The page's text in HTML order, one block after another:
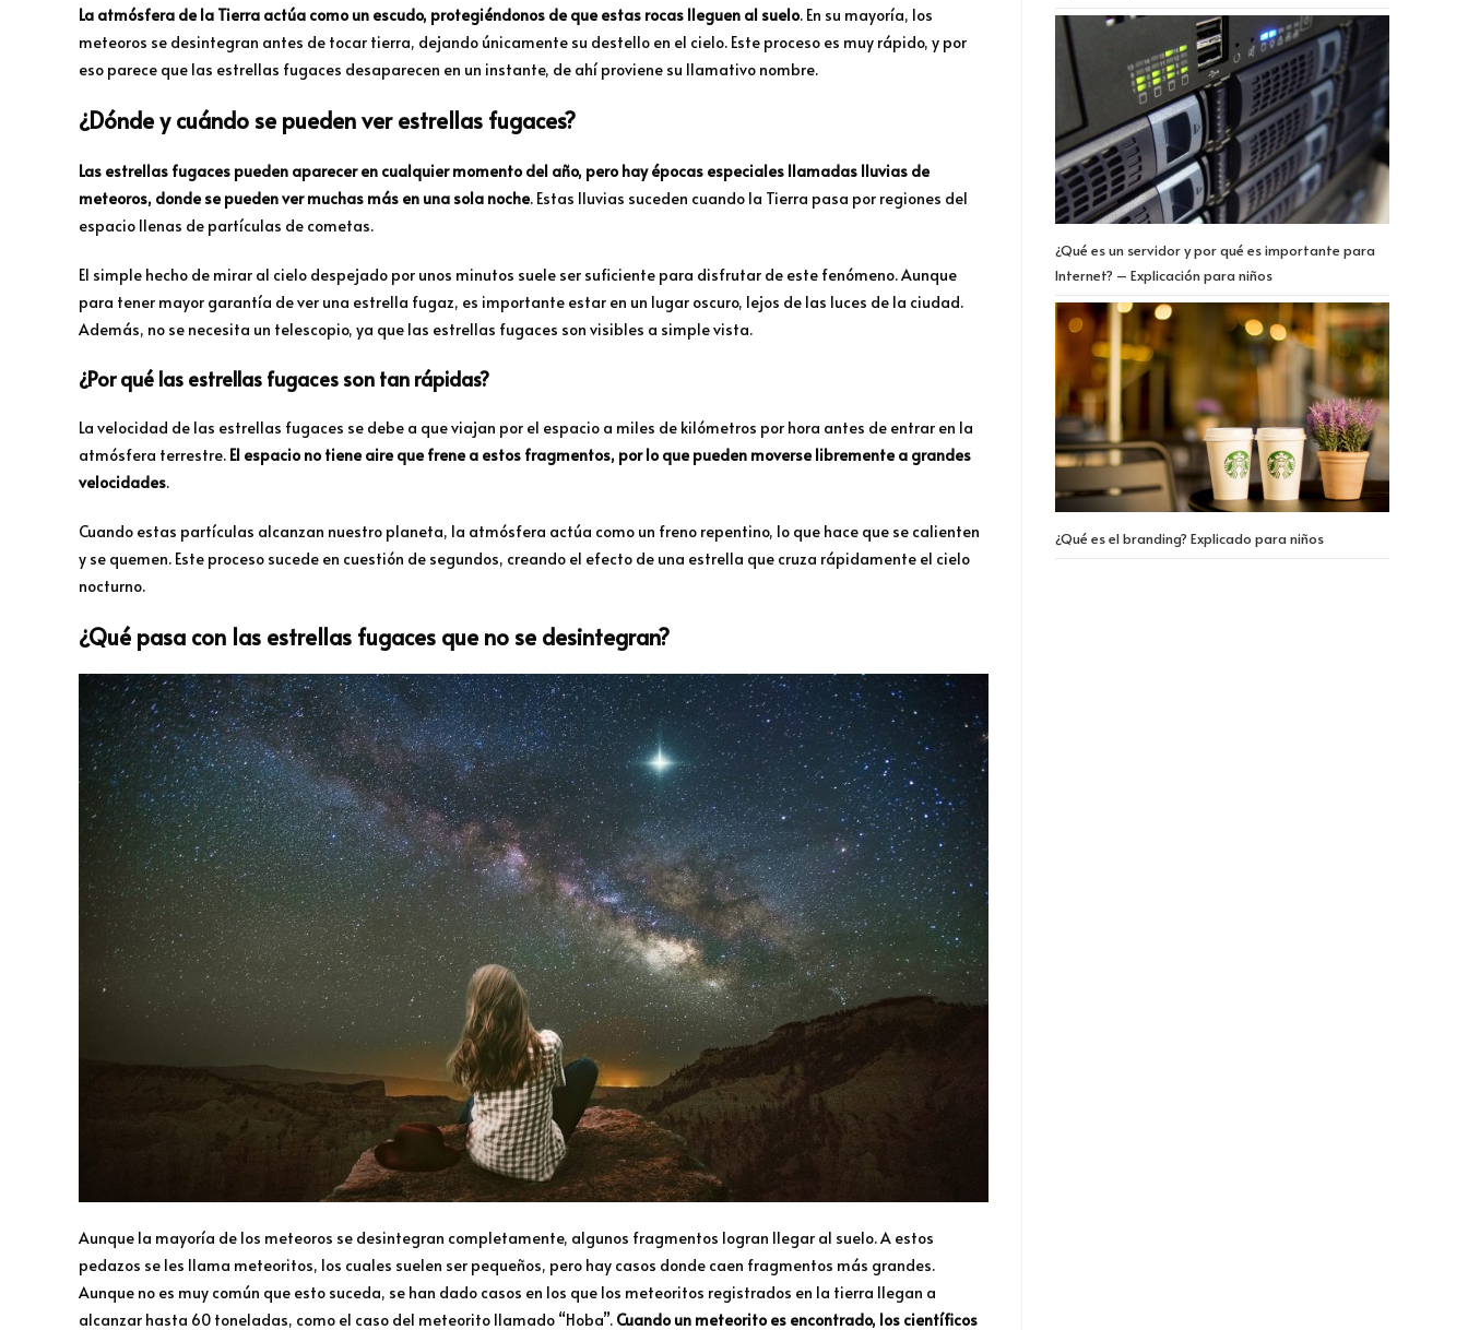
La atmósfera de la Tierra actúa como un escudo, protegiéndonos de que estas rocas lleguen al suelo. En su mayoría, los
meteoros se desintegran antes de tocar tierra, dejando únicamente su destello en el cielo. Este proceso es muy rápido, y por
eso parece que las estrellas fugaces desaparecen en un instante, de ahí proviene su llamativo nombre.
¿Dónde y cuándo se pueden ver estrellas fugaces?
Las estrellas fugaces pueden aparecer en cualquier momento del año, pero hay épocas especiales llamadas lluvias de
meteoros, donde se pueden ver muchas más en una sola noche. Estas lluvias suceden cuando la Tierra pasa por regiones del
espacio llenas de partículas de cometas.
El simple hecho de mirar al cielo despejado por unos minutos suele ser suficiente para disfrutar de este fenómeno. Aunque
para tener mayor garantía de ver una estrella fugaz, es importante estar en un lugar oscuro, lejos de las luces de la ciudad.
Además, no se necesita un telescopio, ya que las estrellas fugaces son visibles a simple vista.
¿Por qué las estrellas fugaces son tan rápidas?
La velocidad de las estrellas fugaces se debe a que viajan por el espacio a miles de kilómetros por hora antes de entrar en la
atmósfera terrestre. El espacio no tiene aire que frene a estos fragmentos, por lo que pueden moverse libremente a grandes
velocidades.
Cuando estas partículas alcanzan nuestro planeta, la atmósfera actúa como un freno repentino, lo que hace que se calienten
y se quemen. Este proceso sucede en cuestión de segundos, creando el efecto de una estrella que cruza rápidamente el cielo
nocturno.
¿Qué pasa con las estrellas fugaces que no se desintegran?
Aunque la mayoría de los meteoros se desintegran completamente, algunos fragmentos logran llegar al suelo. A estos
pedazos se les llama meteoritos, los cuales suelen ser pequeños, pero hay casos donde caen fragmentos más grandes.
Aunque no es muy común que esto suceda, se han dado casos en los que los meteoritos registrados en la tierra llegan a
alcanzar hasta 60 toneladas, como el caso del meteorito llamado “Hoba”. Cuando un meteorito es encontrado, los científicos
¿Qué es un servidor y por qué es importante para
Internet? – Explicación para niños
¿Qué es el branding? Explicado para niños